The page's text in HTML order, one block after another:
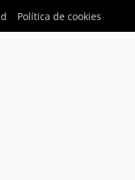
Política de cookies